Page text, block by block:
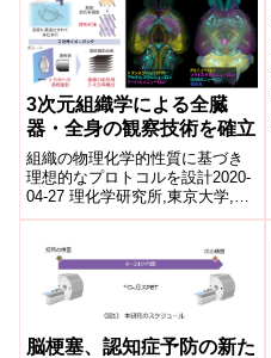
3次元組織学による全臓
器・全身の観察技術を確立
組織の物理化学的性質に基づき
理想的なプロトコルを設計2020-
04-27 理化学研究所,東京大学,日
本医療研究開発機構理化学研究
タ...
脳梗塞、認知症予防の新た